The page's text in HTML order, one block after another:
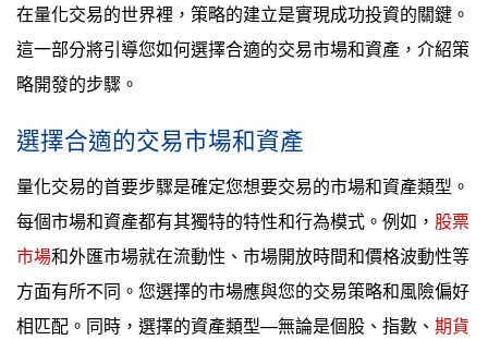
在量化交易的世界裡，策略的建立是實現成功投資的關鍵。
這一部分將引導您如何選擇合適的交易市場和資產，介紹策
略開發的步驟。
選擇合適的交易市場和資產
量化交易的首要步驟是確定您想要交易的市場和資產類型。
每個市場和資產都有其獨特的特性和行為模式。例如， 股票
市場和外匯市場就在流動性、市場開放時間和價格波動性等
方面有所不同。您選擇的市場應與您的交易策略和風險偏好
相匹配。同時，選擇的資產類型—無論是個股、指數、 期貨